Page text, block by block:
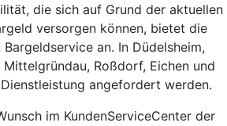
die sich auf Grund der aktuellen
versorgen können, bietet die
an. In Düdelsheim,
Roßdorf, Eichen und
angefordert werden.
im KundenServiceCenter der